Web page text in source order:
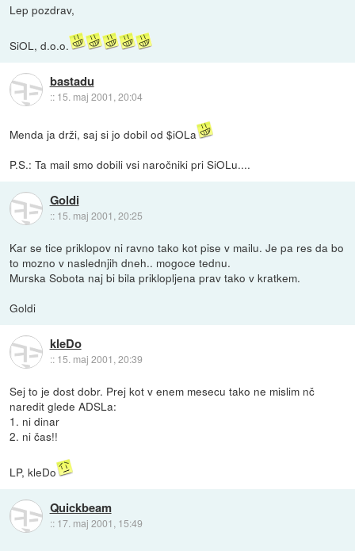
Lep pozdrav,
SiOL, d.o.o.
bastadu
:: 15. maj 2001, 20:04
Menda ja drži, saj si jo dobil od $iOLa
P.S.: Ta mail smo dobili vsi naročniki pri SiOLu....
Goldi
:: 15. maj 2001, 20:25
Kar se tice priklopov ni ravno tako kot pise v mailu. Je pa res da bo
to mozno v naslednjih dneh.. mogoce tednu.
Murska Sobota naj bi bila priklopljena prav tako v kratkem.
Goldi
kleDo
:: 15. maj 2001, 20:39
Sej to je dost dobr. Prej kot v enem mesecu tako ne mislim nč
naredit glede ADSLa:
1. ni dinar
2. ni čas!!
LP, kleDo
Quickbeam
:: 17. maj 2001, 15:49